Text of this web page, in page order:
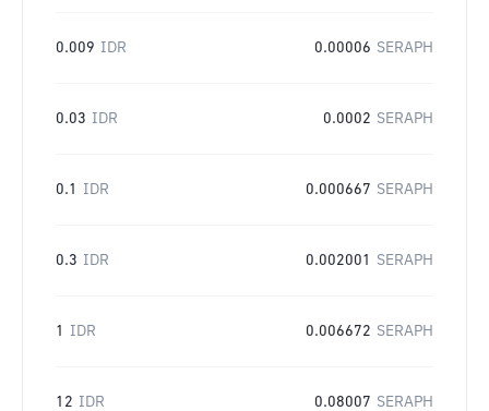
0.009 IDR 0.00006 SERAPH
0.03 IDR 0.0002 SERAPH
0.1 IDR 0.000667 SERAPH
0.3 IDR 0.002001 SERAPH
1 IDR 0.006672 SERAPH
12 IDR 0.08007 SERAPH